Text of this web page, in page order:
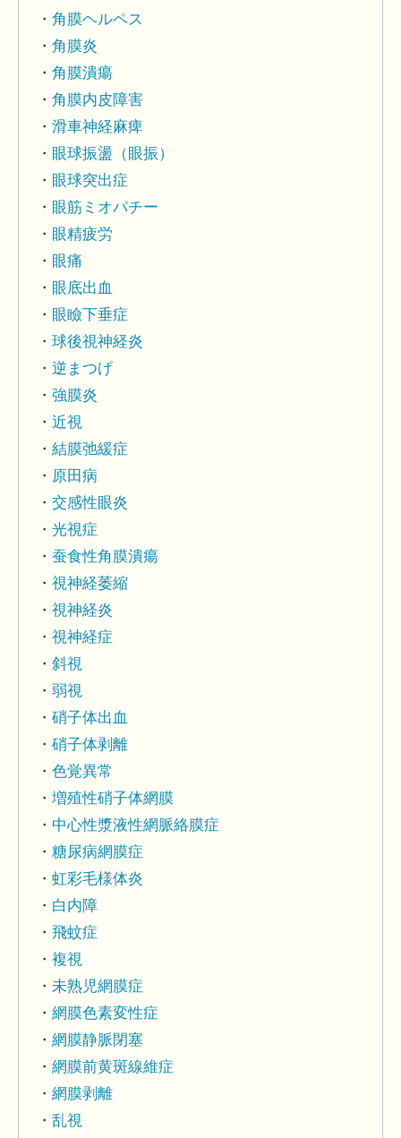
角膜ヘルペス
角膜炎
角膜潰瘍
角膜内皮障害
滑車神経麻痺
眼球振盪（眼振）
眼球突出症
眼筋ミオパチー
眼精疲労
眼痛
眼底出血
眼瞼下垂症
球後視神経炎
逆まつげ
強膜炎
近視
結膜弛緩症
原田病
交感性眼炎
光視症
蚕食性角膜潰瘍
視神経萎縮
視神経炎
視神経症
斜視
弱視
硝子体出血
硝子体剥離
色覚異常
増殖性硝子体網膜
中心性漿液性網脈絡膜症
糖尿病網膜症
虹彩毛様体炎
白内障
飛蚊症
複視
未熟児網膜症
網膜色素変性症
網膜静脈閉塞
網膜前黄斑線維症
網膜剥離
乱視